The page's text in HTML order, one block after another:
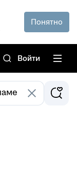
Понятно
Войти